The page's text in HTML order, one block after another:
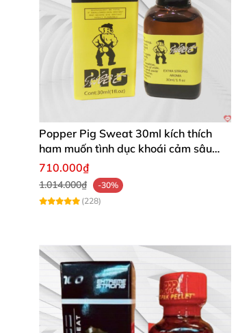
Popper Pig Sweat 30ml kích thích
ham muốn tình dục khoái cảm sâu
cộng đồng LGBT
710.000₫
1.014.000₫
-30%
(228)